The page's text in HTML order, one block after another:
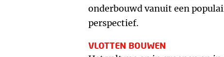
onderbouwd vanuit een
perspectief.
VLOTTEN BOUWEN